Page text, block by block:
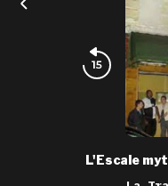
actualités
podcasts
fréquences
nova aime
L'Escale